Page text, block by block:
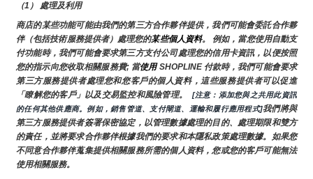
（1） 處理及利用
商店的某些功能可能由我們的第三方合作夥伴提供，我們可能會委託合作夥
伴（包括技術服務提供者）處理您的某些個人資料。 例如，當您使用自動支
付功能時，我們可能會要求第三方支付公司處理您的信用卡資訊，以便按照
您的指示向您收取相關服務費; 當使用 SHOPLINE 付款時，我們可能會要求
第三方服務提供者處理您和您客戶的個人資料，這些服務提供者可以促進
「瞭解您的客戶」以及交易監控和風險管理。
[注意：添加您與之共用此資訊
的任何其他供應商。例如，銷售管道、支付閘道、運輸和履行應用程式]我們將與
第三方服務提供者簽署保密協定，以管理數據處理的目的、處理期限和雙方
的責任，並將要求合作夥伴根據我們的要求和本隱私政策處理數據。如果您
不同意合作夥伴蒐集提供相關服務所需的個人資料，您或您的客戶可能無法
使用相關服務。